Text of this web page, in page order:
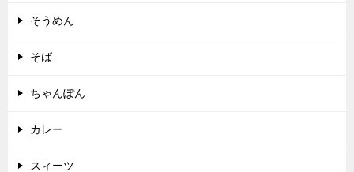
そうめん
そば
ちゃんぽん
カレー
スィーツ